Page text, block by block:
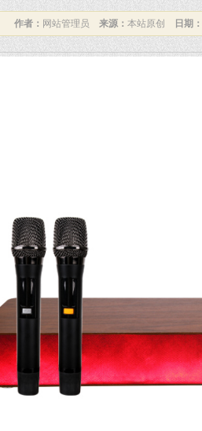
作者： 网站管理员 来源： 本站原创 日期：